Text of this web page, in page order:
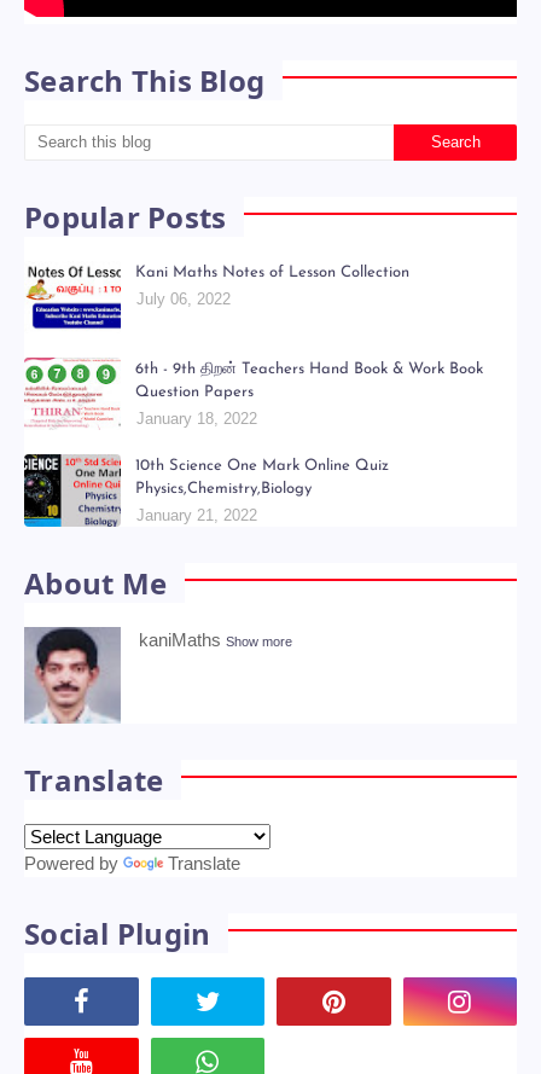
Search This Blog
Popular Posts
Kani Maths Notes of Lesson Collection
July 06, 2022
6th - 9th திறன் Teachers Hand Book & Work Book
Question Papers
January 18, 2022
10th Science One Mark Online Quiz
Physics,Chemistry,Biology
January 21, 2022
About Me
kaniMaths Show more
Translate
Powered by Translate
Social Plugin